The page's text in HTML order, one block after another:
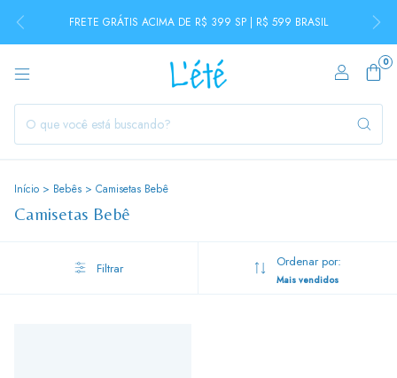
FRETE GRÁTIS ACIMA DE R$ 399 SP | R$ 599 BRASIL
0
Início > Bebês > Camisetas Bebê
Camisetas Bebê
Filtrar Ordenar por:
Mais vendidos